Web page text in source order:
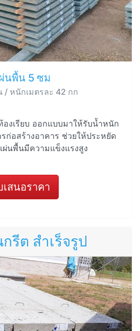
นพื้น 5 ซม
/ หนักเมตรละ 42 กก
งเรียบ ออกแบบมาให้รับน้ำหนัก
ก่อสร้างอาคาร ช่วยให้ประหยัด
ผ่นพื้นมีความแข็งแรงสูง
สนอราคา
รีต สำเร็จรูป